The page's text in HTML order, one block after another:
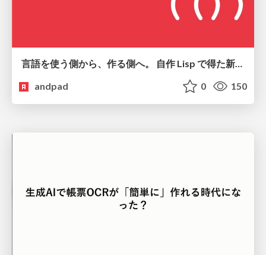
言語を使う側から、作る側へ。 自作 Lisp で得た新たな気づき。
andpad
0 150